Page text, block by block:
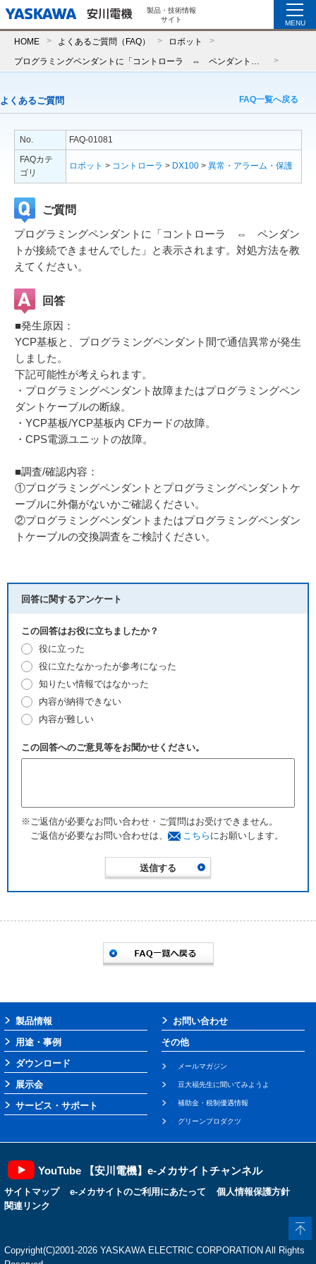
製品・技術情報
サイト
MENU
HOME よくあるご質問（FAQ） ロボット
よくあるご質問 FAQ一覧へ戻る
No.
FAQ-01081
FAQカテ
ゴリ
ロボット > コントローラ > DX100 > 異常・アラーム・保護
ご質問
プログラミングペンダントに「コントローラ ⇔ ペンダン
トが接続できませんでした」と表示されます。対処方法を教
えてください。
回答
■発生原因：
YCP基板と、プログラミングペンダント間で通信異常が発生
しました。
下記可能性が考えられます。
・プログラミングペンダント故障またはプログラミングペン
ダントケーブルの断線。
・YCP基板/YCP基板内 CFカードの故障。
・CPS電源ユニットの故障。
■調査/確認内容：
①プログラミングペンダントとプログラミングペンダントケ
ーブルに外傷がないかご確認ください。
②プログラミングペンダントまたはプログラミングペンダン
トケーブルの交換調査をご検討ください。
回答に関するアンケート
この回答はお役に立ちましたか？
役に立った
役に立たなかったが参考になった
知りたい情報ではなかった
内容が納得できない
内容が難しい
この回答へのご意見等をお聞かせください。
※ご返信が必要なお問い合わせ・ご質問はお受けできません。
ご返信が必要なお問い合わせは、
こちら にお願いします。
製品情報
用途・事例
ダウンロード
展示会
サービス・サポート
お問い合わせ
その他
メールマガジン
豆大福先生に聞いてみようよ
補助金・税制優遇情報
グリーンプロダクツ
YouTube 【安川電機】e-メカサイトチャンネル
サイトマップ e-メカサイトのご利用にあたって
個人情報保護方針
関連リンク
Copyright(C)2001‐2026 YASKAWA ELECTRIC CORPORATION All Rights